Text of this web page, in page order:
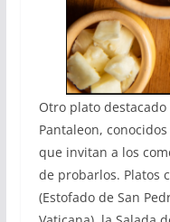
Otro plato
Pantaleon,
que invitan a los
de probarlos. Platos
(Estofado de San